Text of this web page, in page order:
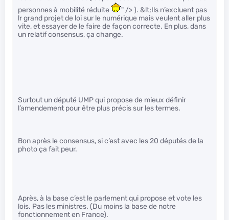
personnes à mobilité réduite
" /> ). &lt;Ils n’excluent pas
lr grand projet de loi sur le numérique mais veulent aller plus
vite, et essayer de le faire de façon correcte. En plus, dans
un relatif consensus, ça change.
Surtout un député UMP qui propose de mieux définir
l’amendement pour être plus précis sur les termes.
Bon après le consensus, si c’est avec les 20 députés de la
photo ça fait peur.
Après, à la base c’est le parlement qui propose et vote les
lois. Pas les ministres. (Du moins la base de notre
fonctionnement en France).